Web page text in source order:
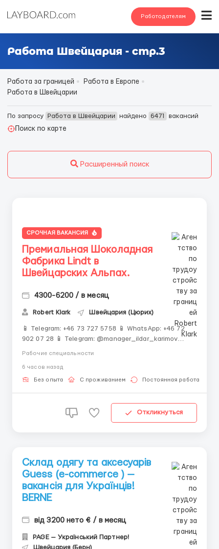
Работодателям
Работа Швейцария - стр.3
Работа за границей
Работа в Европе
Работа в Швейцарии
По запросу Работа в Швейцарии найдено 6471
вакансий
Поиск по карте
Расширенный поиск
СРОЧНАЯ ВАКАНСИЯ
Премиальная Шоколадная
Фабрика Lindt в
Швейцарских Альпах.
4300-6200 / в месяц
Robert Klark Швейцария (Цюрих)
📱 Telegram: +46 73 727 5758 📱 WhatsApp: +46 72
902 07 28 📱 Telegram: @manager_ildar_karimov
📱 Telegram: ‼️ ОБЯЗАТЕЛЬНО ПИШИТЕ ПЕРВЫМИ ‼️
Премиум-условия • 💰 Высокие зарплаты 🏔
Швейцария &mdash...
Рабочие специальности
6 часов назад
Без опыта С проживанием Постоянная работа
Откликнуться
Склад одягу та аксесуарів
Guess (e-commerce ) —
вакансія для Українців!
BERNE
від 3200 нето € / в месяц
PAGE — Український Партнер!
Швейцария (Берн)